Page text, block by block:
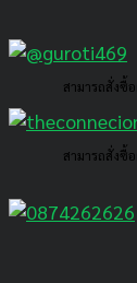
สามารถสั่งซื้
สามารถสั่งซื้